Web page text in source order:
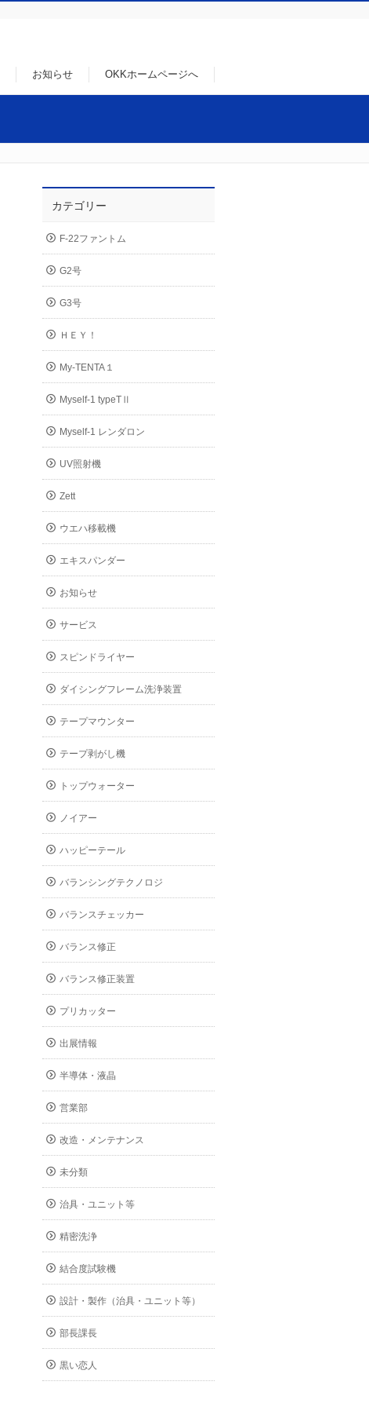
お知らせ OKKホームページへ
カテゴリー
F-22ファントム
G2号
G3号
ＨＥＹ！
My-TENTA１
Myself-1 typeTⅡ
Myself-1 レンダロン
UV照射機
Zett
ウエハ移載機
エキスパンダー
お知らせ
サービス
スピンドライヤー
ダイシングフレーム洗浄装置
テープマウンター
テープ剥がし機
トップウォーター
ノイアー
ハッピーテール
バランシングテクノロジ
バランスチェッカー
バランス修正
バランス修正装置
プリカッター
出展情報
半導体・液晶
営業部
改造・メンテナンス
未分類
治具・ユニット等
精密洗浄
結合度試験機
設計・製作（治具・ユニット等）
部長課長
黒い恋人